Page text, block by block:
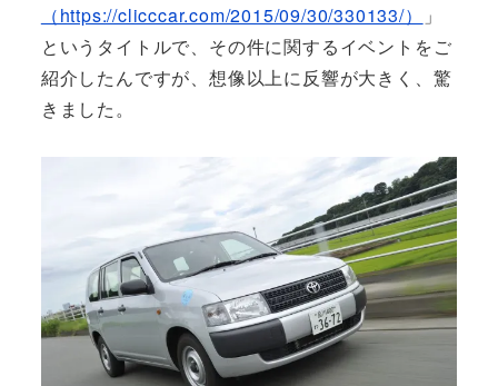
（https://clicccar.com/2015/09/30/330133/）
」
というタイトルで、その件に関するイベントをご
紹介したんですが、想像以上に反響が大きく、驚
きました。